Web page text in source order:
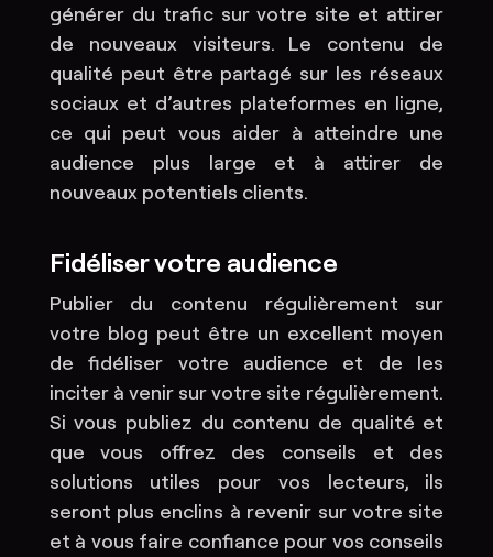
générer du trafic sur votre site et attirer
de nouveaux visiteurs. Le contenu de
qualité peut être partagé sur les réseaux
sociaux et d’autres plateformes en ligne,
ce qui peut vous aider à atteindre une
audience plus large et à attirer de
nouveaux potentiels clients.
Fidéliser votre audience
Publier du contenu régulièrement sur
votre blog peut être un excellent moyen
de fidéliser votre audience et de les
inciter à venir sur votre site régulièrement.
Si vous publiez du contenu de qualité et
que vous offrez des conseils et des
solutions utiles pour vos lecteurs, ils
seront plus enclins à revenir sur votre site
et à vous faire confiance pour vos conseils